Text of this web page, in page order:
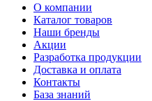
О компании
Каталог товаров
Наши бренды
Акции
Разработка продукции
Доставка и оплата
Контакты
База знаний